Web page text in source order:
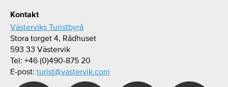
Kontakt
Västerviks Turistbyrå
Stora torget 4, Rådhuset
593 33 Västervik
Tel: +46 (0)490-875 20
E-post: turist@vastervik.com